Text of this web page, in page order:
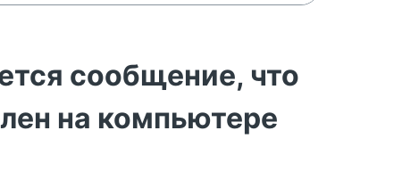
сообщение, что
на компьютере